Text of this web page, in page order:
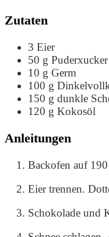
Zutaten
3 Eier
50 g Puderxucker
10 g Germ
100 g
150 g dunkle
120 g Kokosöl
Anleitungen
Backofen auf
Eier trennen.
Schokolade und